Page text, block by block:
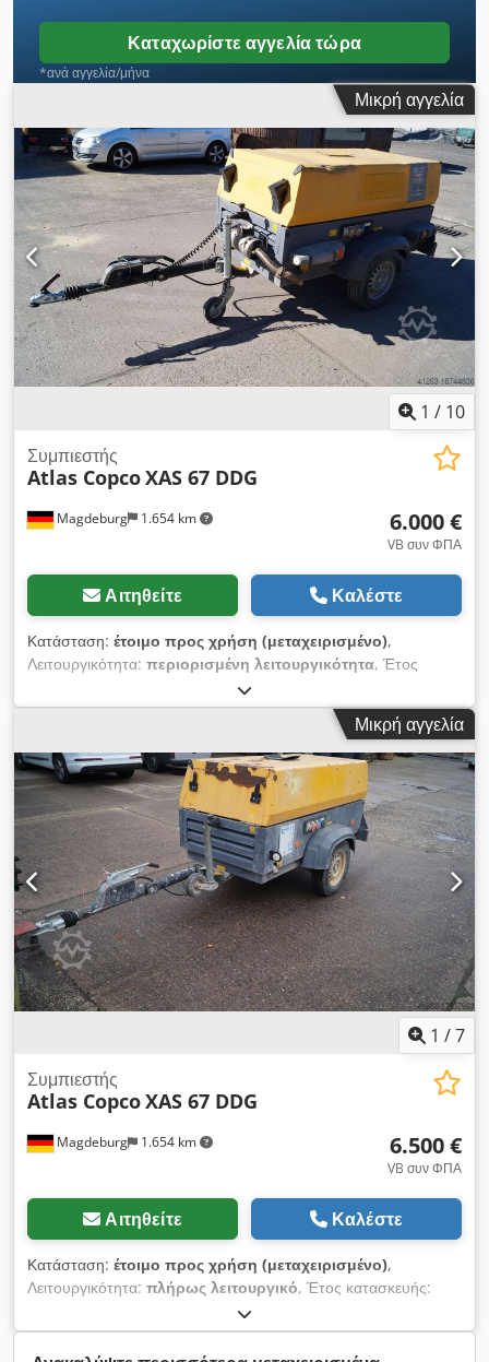
Καταχωρίστε αγγελία τώρα
*ανά αγγελία/μήνα
Μικρή αγγελία
1 / 10
Magdeburg 1.654 km
Συμπιεστής
Atlas CopcoXAS 67 DDG
6.000 €
VB συν ΦΠΑ
Αιτηθείτε Καλέστε
Κατάσταση: έτοιμο προς χρήση (μεταχειρισμένο),
Λειτουργικότητα: περιορισμένη λειτουργικότητα, Έτος
, ώρες λειτουργίας:
φίλτρο αιθάλης, Συμπιεστής Atlas Copco XAS 67 DDG,
κατασκευής 2011, 1192 ώρες λειτουργίας, παροχή όγκου 3,5
m³, ισχύς έκτακτης ανάγκης 12,5 kVA, συνδέσεις 1 x 230 volts,
2 x 400 volt, σειριακός αριθμός YA3062566B01655, σειριακός
αριθμός YA3062566B01655 SMF-MR Chodpfov Rbufjx Ah Tja
Μικρή αγγελία
1 /7
Magdeburg 1.654 km
Συμπιεστής
Atlas CopcoXAS 67 DDG
6.500 €
VB συν ΦΠΑ
Αιτηθείτε Καλέστε
Κατάσταση: έτοιμο προς χρήση (μεταχειρισμένο),
Λειτουργικότητα: πλήρως λειτουργικό, Έτος κατασκευής:
1.680 h, Συμπιεστής Atlas Copco XAS
67 DDG, έτος κατασκευής 2012, 1680 ώρες λειτουργίας,
παροχή όγκου 3,5 m³, ισχύς έκτακτης ανάγκης 12,5 Kva,